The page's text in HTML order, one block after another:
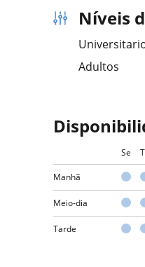
Níveis
Adultos
Se
Manhã
Meio-dia
Tarde